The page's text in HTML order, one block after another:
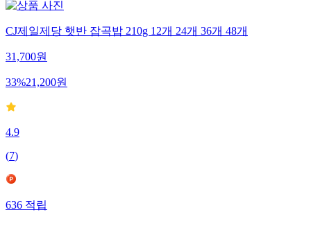
CJ제일제당 햇반 잡곡밥 210g 12개 24개 36개 48개
31,700원
33%21,200원
4.9
(7)
636적립